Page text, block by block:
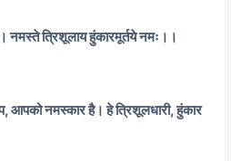
नमस्ते त्रिशूलाय हुंकारमूर्तये नमः।।
आपको नमस्कार है। हे त्रिशूलधारी, हुंकार